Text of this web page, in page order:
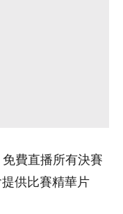
費直播所有決賽
供比賽精華片